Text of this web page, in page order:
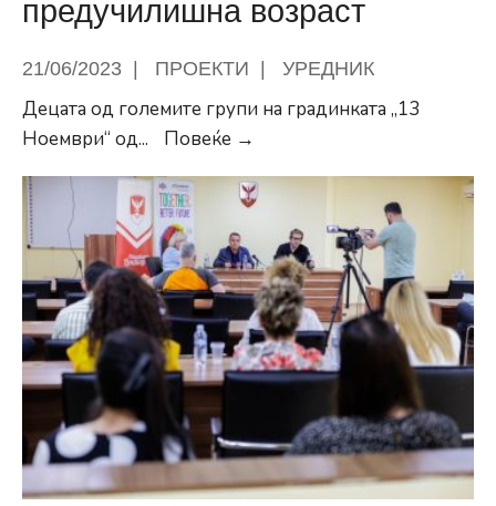
предучилишна возраст
21/06/2023 ПРОЕКТИ УРЕДНИК
Децата од големите групи на градинката „13
Ноември“ од... Повеќе →
го
реализираше
проектот
за
рано
изучување
на
јазик
во
предучилишна